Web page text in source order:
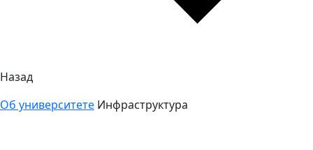
Назад
Об университете Инфраструктура